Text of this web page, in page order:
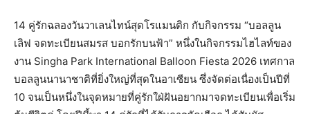
14 คู่รักฉลองวันวาเลนไทน์สุดโรแมนติก กับกิจกรรม “บอลลูน
เลิฟ จดทะเบียนสมรส บอกรักบนฟ้า” หนึ่งในกิจกรรมไฮไลท์ของ
งาน Singha Park International Balloon Fiesta 2026 เทศกาล
บอลลูนนานาชาติที่ยิ่งใหญ่ที่สุดในอาเซียน ซึ่งจัดต่อเนื่องเป็นปีที่
10 จนเป็นหนึ่งในจุดหมายที่คู่รักใฝ่ฝันอยากมาจดทะเบียนเพื่อเริ่ม